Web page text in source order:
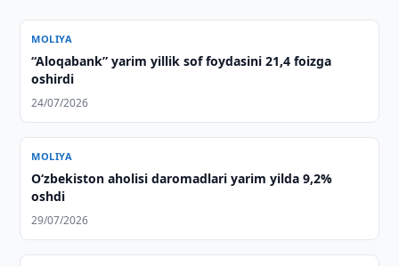
MOLIYA
“Aloqabank” yarim yillik sof foydasini 21,4 foizga
oshirdi
24/07/2026
MOLIYA
O‘zbekiston aholisi daromadlari yarim yilda 9,2%
oshdi
29/07/2026